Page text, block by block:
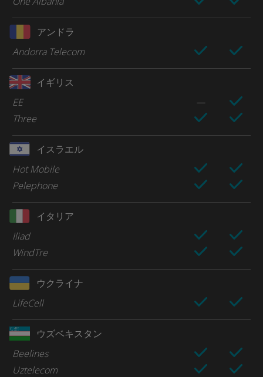
アンドラ
Andorra Telecom
イギリス
EE
Three
イスラエル
Hot Mobile
Pelephone
イタリア
Iliad
WindTre
ウクライナ
LifeCell
ウズベキスタン
Beelines
Uztelecom